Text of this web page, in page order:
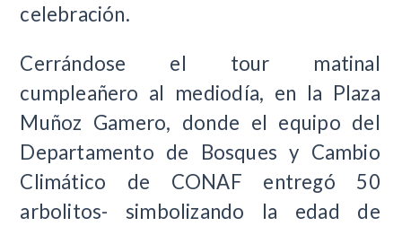
celebración.
Cerrándose el tour matinal
cumpleañero al mediodía, en la Plaza
Muñoz Gamero, donde el equipo del
Departamento de Bosques y Cambio
Climático de CONAF entregó 50
arbolitos- simbolizando la edad de